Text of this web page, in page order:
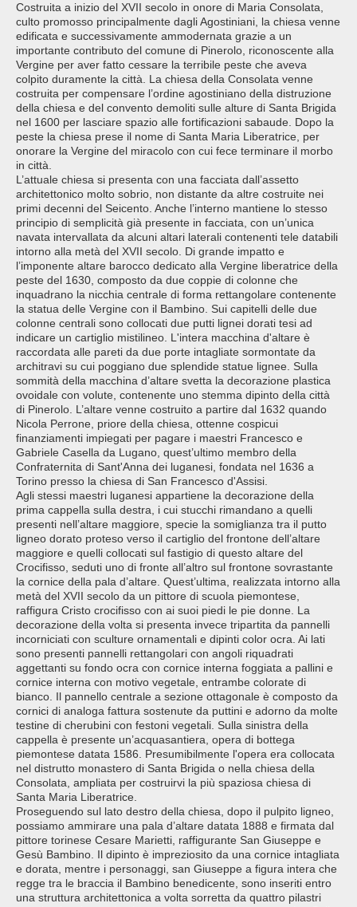
Costruita a inizio del XVII secolo in onore di Maria Consolata,
culto promosso principalmente dagli Agostiniani, la chiesa venne
edificata e successivamente ammodernata grazie a un
importante contributo del comune di Pinerolo, riconoscente alla
Vergine per aver fatto cessare la terribile peste che aveva
colpito duramente la città. La chiesa della Consolata venne
costruita per compensare l’ordine agostiniano della distruzione
della chiesa e del convento demoliti sulle alture di Santa Brigida
nel 1600 per lasciare spazio alle fortificazioni sabaude. Dopo la
peste la chiesa prese il nome di Santa Maria Liberatrice, per
onorare la Vergine del miracolo con cui fece terminare il morbo
in città.
L’attuale chiesa si presenta con una facciata dall’assetto
architettonico molto sobrio, non distante da altre costruite nei
primi decenni del Seicento. Anche l’interno mantiene lo stesso
principio di semplicità già presente in facciata, con un’unica
navata intervallata da alcuni altari laterali contenenti tele databili
intorno alla metà del XVII secolo. Di grande impatto e
l’imponente altare barocco dedicato alla Vergine liberatrice della
peste del 1630, composto da due coppie di colonne che
inquadrano la nicchia centrale di forma rettangolare contenente
la statua delle Vergine con il Bambino. Sui capitelli delle due
colonne centrali sono collocati due putti lignei dorati tesi ad
indicare un cartiglio mistilineo. L'intera macchina d'altare è
raccordata alle pareti da due porte intagliate sormontate da
architravi su cui poggiano due splendide statue lignee. Sulla
sommità della macchina d’altare svetta la decorazione plastica
ovoidale con volute, contenente uno stemma dipinto della città
di Pinerolo. L’altare venne costruito a partire dal 1632 quando
Nicola Perrone, priore della chiesa, ottenne cospicui
finanziamenti impiegati per pagare i maestri Francesco e
Gabriele Casella da Lugano, quest’ultimo membro della
Confraternita di Sant'Anna dei luganesi, fondata nel 1636 a
Torino presso la chiesa di San Francesco d'Assisi.
Agli stessi maestri luganesi appartiene la decorazione della
prima cappella sulla destra, i cui stucchi rimandano a quelli
presenti nell’altare maggiore, specie la somiglianza tra il putto
ligneo dorato proteso verso il cartiglio del frontone dell’altare
maggiore e quelli collocati sul fastigio di questo altare del
Crocifisso, seduti uno di fronte all’altro sul frontone sovrastante
la cornice della pala d’altare. Quest’ultima, realizzata intorno alla
metà del XVII secolo da un pittore di scuola piemontese,
raffigura Cristo crocifisso con ai suoi piedi le pie donne. La
decorazione della volta si presenta invece tripartita da pannelli
incorniciati con sculture ornamentali e dipinti color ocra. Ai lati
sono presenti pannelli rettangolari con angoli riquadrati
aggettanti su fondo ocra con cornice interna foggiata a pallini e
cornice interna con motivo vegetale, entrambe colorate di
bianco. Il pannello centrale a sezione ottagonale è composto da
cornici di analoga fattura sostenute da puttini e adorno da molte
testine di cherubini con festoni vegetali. Sulla sinistra della
cappella è presente un’acquasantiera, opera di bottega
piemontese datata 1586. Presumibilmente l'opera era collocata
nel distrutto monastero di Santa Brigida o nella chiesa della
Consolata, ampliata per costruirvi la più spaziosa chiesa di
Santa Maria Liberatrice.
Proseguendo sul lato destro della chiesa, dopo il pulpito ligneo,
possiamo ammirare una pala d’altare datata 1888 e firmata dal
pittore torinese Cesare Marietti, raffigurante San Giuseppe e
Gesù Bambino. Il dipinto è impreziosito da una cornice intagliata
e dorata, mentre i personaggi, san Giuseppe a figura intera che
regge tra le braccia il Bambino benedicente, sono inseriti entro
una struttura architettonica a volta sorretta da quattro pilastri